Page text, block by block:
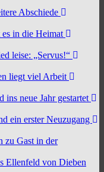
Abschiede
in die Heimat
leise: „Servus!“
liegt viel Arbeit
ins neue Jahr gestartet
ein erster Neuzugang
zu Gast in der
Ellenfeld von Dieben